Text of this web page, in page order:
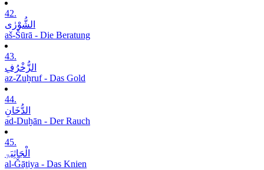
42.
الشُّوْرٰی
aš-Šūrā - Die Beratung
43.
الزُّخْرُفِ
az-Zuḫruf - Das Gold
44.
الدُّخَانِ
ad-Duḫān - Der Rauch
45.
الْجَاثِیَۃِ
al-Ǧāṯiya - Das Knien